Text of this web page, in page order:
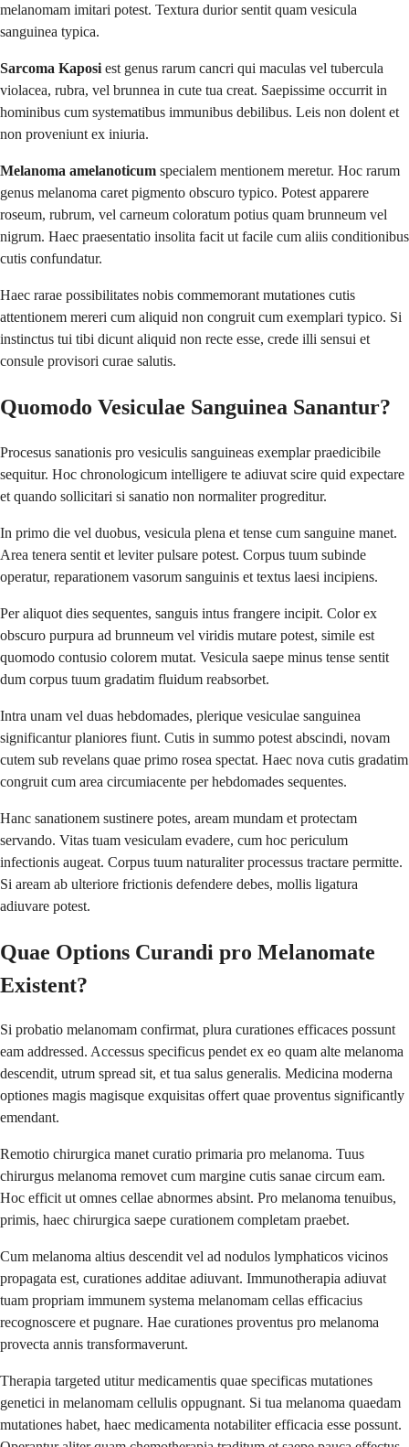
melanomam imitari potest. Textura durior sentit quam vesicula
sanguinea typica.
Sarcoma Kaposi est genus rarum cancri qui maculas vel tubercula
violacea, rubra, vel brunnea in cute tua creat. Saepissime occurrit in
hominibus cum systematibus immunibus debilibus. Leis non dolent et
non proveniunt ex iniuria.
Melanoma amelanoticum specialem mentionem meretur. Hoc rarum
genus melanoma caret pigmento obscuro typico. Potest apparere
roseum, rubrum, vel carneum coloratum potius quam brunneum vel
nigrum. Haec praesentatio insolita facit ut facile cum aliis conditionibus
cutis confundatur.
Haec rarae possibilitates nobis commemorant mutationes cutis
attentionem mereri cum aliquid non congruit cum exemplari typico. Si
instinctus tui tibi dicunt aliquid non recte esse, crede illi sensui et
consule provisori curae salutis.
Quomodo Vesiculae Sanguinea Sanantur?
Procesus sanationis pro vesiculis sanguineas exemplar praedicibile
sequitur. Hoc chronologicum intelligere te adiuvat scire quid expectare
et quando sollicitari si sanatio non normaliter progreditur.
In primo die vel duobus, vesicula plena et tense cum sanguine manet.
Area tenera sentit et leviter pulsare potest. Corpus tuum subinde
operatur, reparationem vasorum sanguinis et textus laesi incipiens.
Per aliquot dies sequentes, sanguis intus frangere incipit. Color ex
obscuro purpura ad brunneum vel viridis mutare potest, simile est
quomodo contusio colorem mutat. Vesicula saepe minus tense sentit
dum corpus tuum gradatim fluidum reabsorbet.
Intra unam vel duas hebdomades, plerique vesiculae sanguinea
significantur planiores fiunt. Cutis in summo potest abscindi, novam
cutem sub revelans quae primo rosea spectat. Haec nova cutis gradatim
congruit cum area circumiacente per hebdomades sequentes.
Hanc sanationem sustinere potes, aream mundam et protectam
servando. Vitas tuam vesiculam evadere, cum hoc periculum
infectionis augeat. Corpus tuum naturaliter processus tractare permitte.
Si aream ab ulteriore frictionis defendere debes, mollis ligatura
adiuvare potest.
Quae Options Curandi pro Melanomate
Existent?
Si probatio melanomam confirmat, plura curationes efficaces possunt
eam addressed. Accessus specificus pendet ex eo quam alte melanoma
descendit, utrum spread sit, et tua salus generalis. Medicina moderna
optiones magis magisque exquisitas offert quae proventus significantly
emendant.
Remotio chirurgica manet curatio primaria pro melanoma. Tuus
chirurgus melanoma removet cum margine cutis sanae circum eam.
Hoc efficit ut omnes cellae abnormes absint. Pro melanoma tenuibus,
primis, haec chirurgica saepe curationem completam praebet.
Cum melanoma altius descendit vel ad nodulos lymphaticos vicinos
propagata est, curationes additae adiuvant. Immunotherapia adiuvat
tuam propriam immunem systema melanomam cellas efficacius
recognoscere et pugnare. Hae curationes proventus pro melanoma
provecta annis transformaverunt.
Therapia targeted utitur medicamentis quae specificas mutationes
genetici in melanomam cellulis oppugnant. Si tua melanoma quaedam
mutationes habet, haec medicamenta notabiliter efficacia esse possunt.